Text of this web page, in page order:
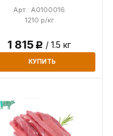
1210 р/кг
Арт.: A0100016
1 815Р / 1.5 кг
КУПИТЬ